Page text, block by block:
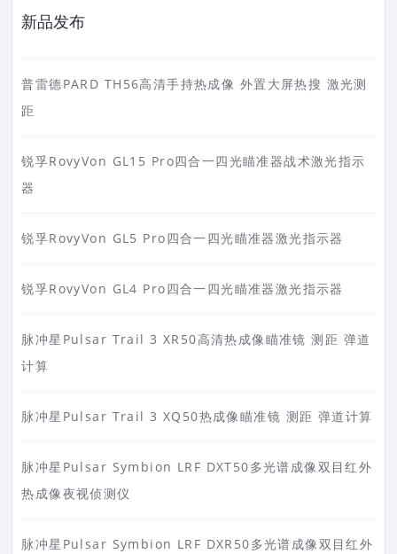
新品发布
普雷德PARD TH56高清手持热成像 外置大屏热搜 激光测
距
锐孚RovyVon GL15 Pro四合一四光瞄准器战术激光指示
器
锐孚RovyVon GL5 Pro四合一四光瞄准器激光指示器
锐孚RovyVon GL4 Pro四合一四光瞄准器激光指示器
脉冲星Pulsar Trail 3 XR50高清热成像瞄准镜 测距 弹道
计算
脉冲星Pulsar Trail 3 XQ50热成像瞄准镜 测距 弹道计算
脉冲星Pulsar Symbion LRF DXT50多光谱成像双目红外
热成像夜视侦测仪
脉冲星Pulsar Symbion LRF DXR50多光谱成像双目红外